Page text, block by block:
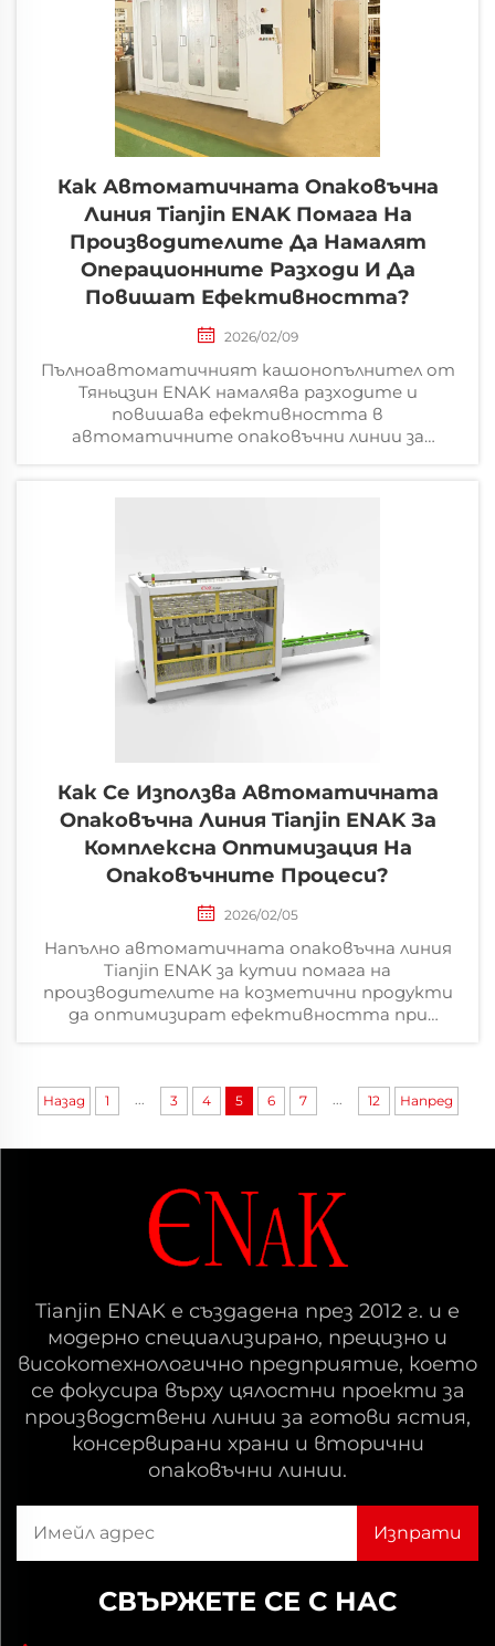
Как Автоматичната Опаковъчна
Линия Tianjin ENAK Помага На
Производителите Да Намалят
Операционните Разходи И Да
Повишат Ефективността?
2026/02/09
Пълноавтоматичният кашонопълнител от
Тяньцзин ENAK намалява разходите и
повишава ефективността в
автоматичните опаковъчни линии за
Как Се Използва Автоматичната
Опаковъчна Линия Tianjin ENAK За
Комплексна Оптимизация На
Опаковъчните Процеси?
2026/02/05
Напълно автоматичната опаковъчна линия
Tianjin ENAK за кутии помага на
производителите на козметични продукти
да оптимизират ефективността при
Назад 1 ... 3 4 5 6 7 ... 12 Напред
Tianjin ENAK е създадена през 2012 г. и е
модерно специализирано, прецизно и
високотехнологично предприятие, което
се фокусира върху цялостни проекти за
производствени линии за готови ястия,
консервирани храни и вторични
опаковъчни линии.
СВЪРЖЕТЕ СЕ С НАС